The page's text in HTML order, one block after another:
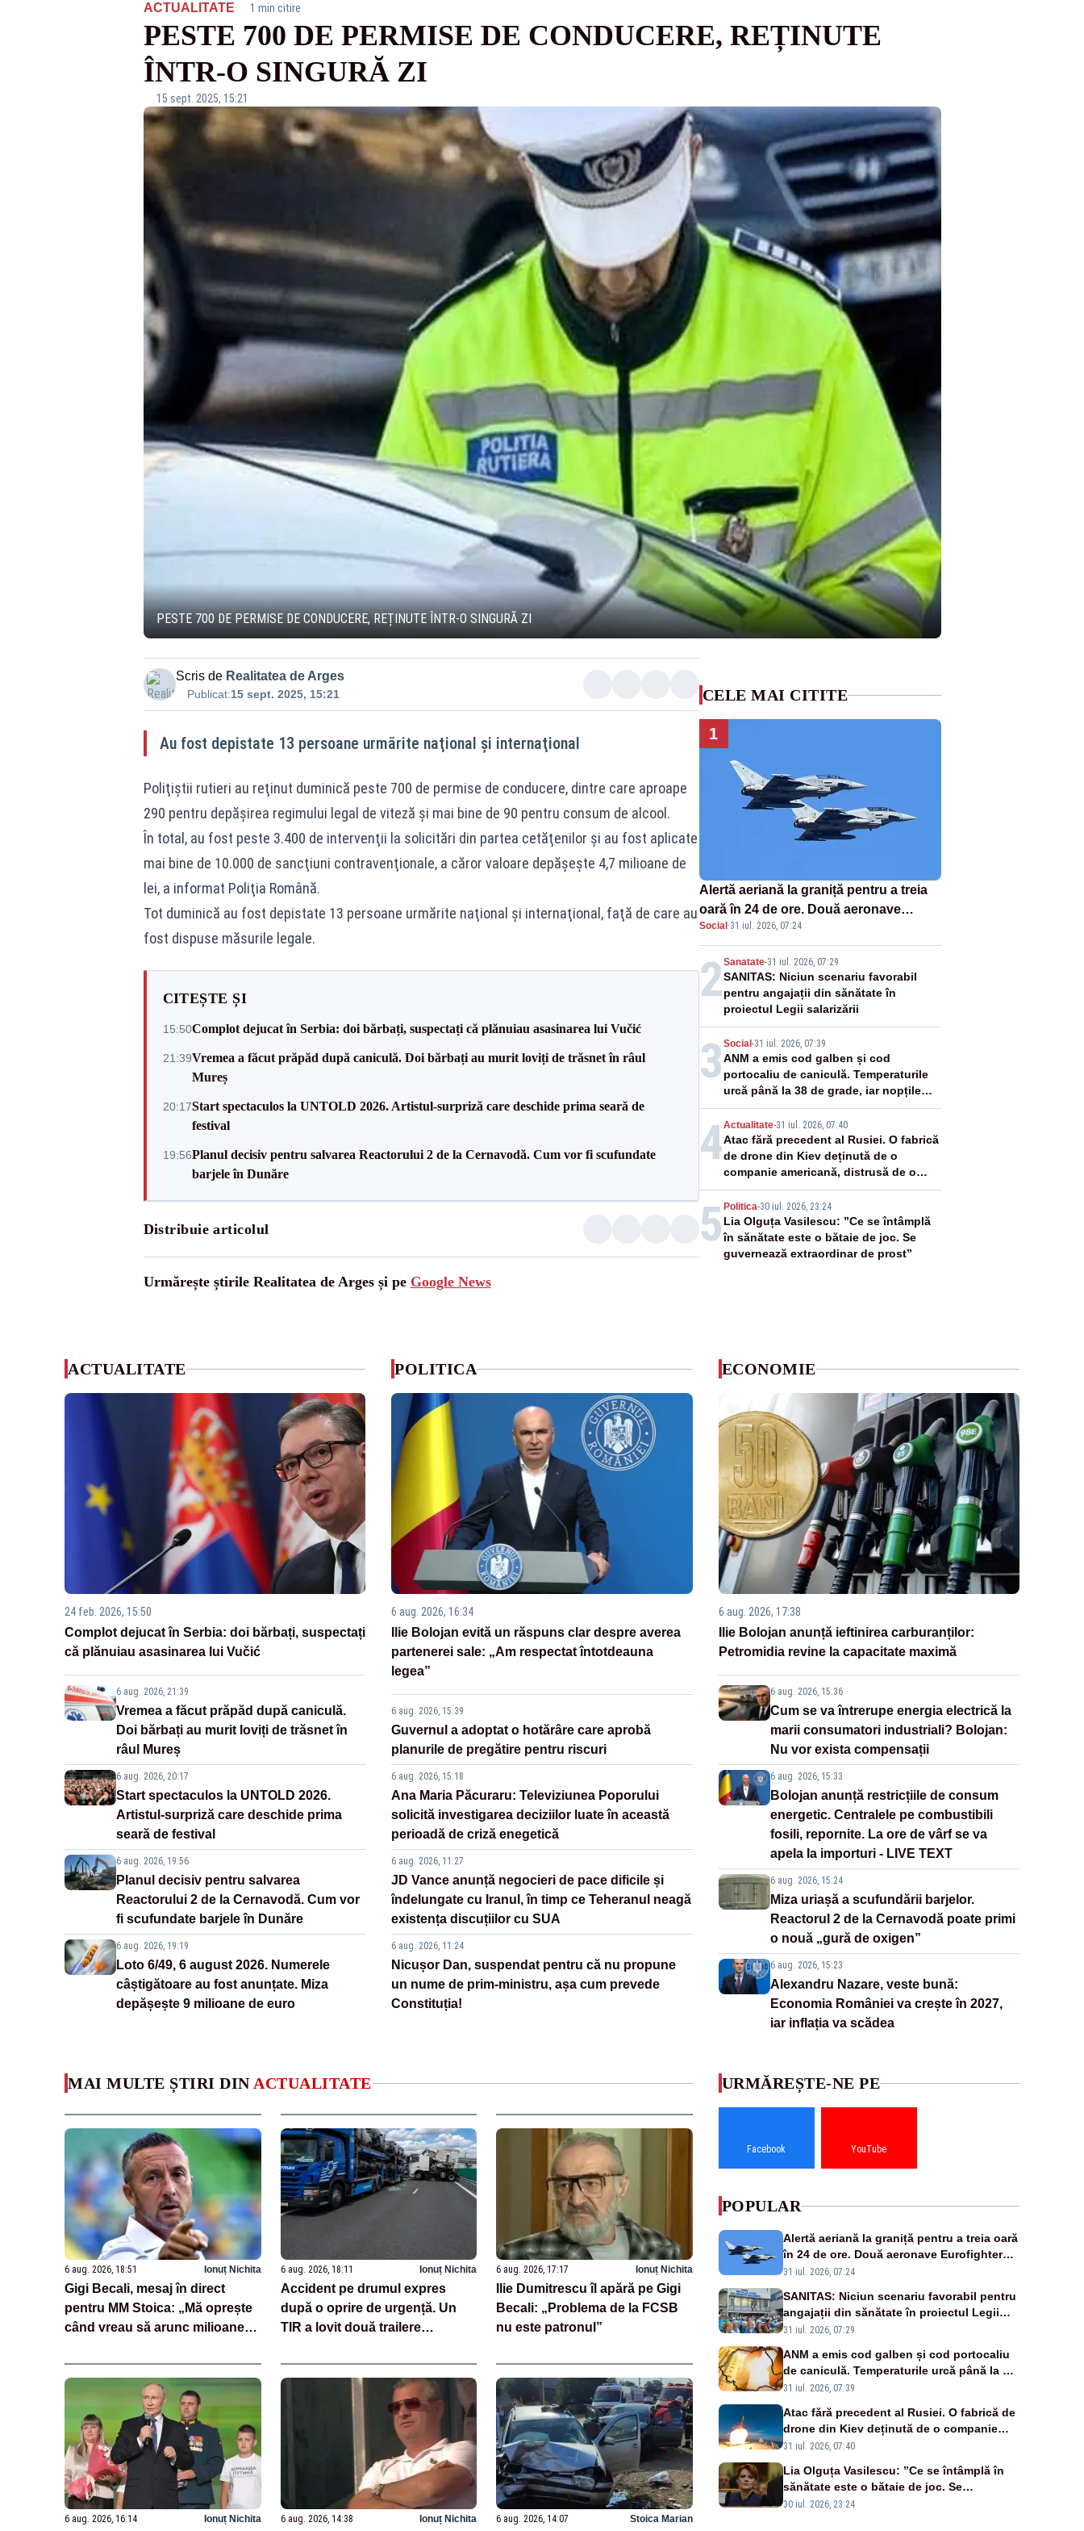
ACTUALITATE· 1 min citire
PESTE 700 DE PERMISE DE CONDUCERE, REȚINUTE
ÎNTR-O SINGURĂ ZI
15 sept. 2025, 15:21
PESTE 700 DE PERMISE DE CONDUCERE, REȚINUTE ÎNTR-O SINGURĂ ZI
Scris de Realitatea de Arges
Publicat:15 sept. 2025, 15:21
Au fost depistate 13 persoane urmărite naţional şi internaţional
Poliţiştii rutieri au reţinut duminică peste 700 de permise de conducere, dintre care aproape
290 pentru depăşirea regimului legal de viteză şi mai bine de 90 pentru consum de alcool.
În total, au fost peste 3.400 de intervenţii la solicitări din partea cetăţenilor şi au fost aplicate
mai bine de 10.000 de sancţiuni contravenţionale, a căror valoare depăşeşte 4,7 milioane de
lei, a informat Poliţia Română.
Tot duminică au fost depistate 13 persoane urmărite naţional şi internaţional, faţă de care au
fost dispuse măsurile legale.
CITEȘTE ȘI
15:50Complot dejucat în Serbia: doi bărbați, suspectați că plănuiau asasinarea lui Vučić
21:39Vremea a făcut prăpăd după caniculă. Doi bărbați au murit loviți de trăsnet în râul
Mureș
20:17Start spectaculos la UNTOLD 2026. Artistul-surpriză care deschide prima seară de
festival
19:56Planul decisiv pentru salvarea Reactorului 2 de la Cernavodă. Cum vor fi scufundate
barjele în Dunăre
Distribuie articolul
Urmărește știrile Realitatea de Arges și pe Google News
CELE MAI CITITE
1
Alertă aeriană la graniță pentru a treia
oară în 24 de ore. Două aeronave
Eurofighter britanice au fost ridicate de
la sol
Social ·31 iul. 2026, 07:24
2Sanatate-31 iul. 2026, 07:29
SANITAS: Niciun scenariu favorabil
pentru angajații din sănătate în
proiectul Legii salarizării
3 Social -31 iul. 2026, 07:39
ANM a emis cod galben și cod
portocaliu de caniculă. Temperaturile
urcă până la 38 de grade, iar nopțile
devin tropicale
4Actualitate-31 iul. 2026, 07:40
Atac fără precedent al Rusiei. O fabrică
de drone din Kiev deținută de o
companie americană, distrusă de o
rachetă rusească
5 Politica-30 iul. 2026, 23:24
Lia Olguța Vasilescu: ”Ce se întâmplă
în sănătate este o bătaie de joc. Se
guvernează extraordinar de prost”
ACTUALITATE
24 feb. 2026, 15:50
Complot dejucat în Serbia: doi bărbați, suspectați
că plănuiau asasinarea lui Vučić
6 aug. 2026, 21:39
Vremea a făcut prăpăd după caniculă.
Doi bărbați au murit loviți de trăsnet în
râul Mureș
6 aug. 2026, 20:17
Start spectaculos la UNTOLD 2026.
Artistul-surpriză care deschide prima
seară de festival
6 aug. 2026, 19:56
Planul decisiv pentru salvarea
Reactorului 2 de la Cernavodă. Cum vor
fi scufundate barjele în Dunăre
6 aug. 2026, 19:19
Loto 6/49, 6 august 2026. Numerele
câștigătoare au fost anunțate. Miza
depășește 9 milioane de euro
POLITICA
6 aug. 2026, 16:34
Ilie Bolojan evită un răspuns clar despre averea
partenerei sale: „Am respectat întotdeauna
legea”
6 aug. 2026, 15:39
Guvernul a adoptat o hotărâre care aprobă
planurile de pregătire pentru riscuri
6 aug. 2026, 15:18
Ana Maria Păcuraru: Televiziunea Poporului
solicită investigarea deciziilor luate în această
perioadă de criză enegetică
6 aug. 2026, 11:27
JD Vance anunță negocieri de pace dificile și
îndelungate cu Iranul, în timp ce Teheranul neagă
existența discuțiilor cu SUA
6 aug. 2026, 11:24
Nicușor Dan, suspendat pentru că nu propune
un nume de prim-ministru, așa cum prevede
Constituția!
ECONOMIE
6 aug. 2026, 17:38
Ilie Bolojan anunță ieftinirea carburanților:
Petromidia revine la capacitate maximă
6 aug. 2026, 15:36
Cum se va întrerupe energia electrică la
marii consumatori industriali? Bolojan:
Nu vor exista compensații
6 aug. 2026, 15:33
Bolojan anunță restricțiile de consum
energetic. Centralele pe combustibili
fosili, repornite. La ore de vârf se va
apela la importuri - LIVE TEXT
6 aug. 2026, 15:24
Miza uriașă a scufundării barjelor.
Reactorul 2 de la Cernavodă poate primi
o nouă „gură de oxigen”
6 aug. 2026, 15:23
Alexandru Nazare, veste bună:
Economia României va crește în 2027,
iar inflația va scădea
MAI MULTE ȘTIRI DIN ACTUALITATE
6 aug. 2026, 18:51 Ionuț Nichita
Gigi Becali, mesaj în direct
pentru MM Stoica: „Mă oprește
când vreau să arunc milioane
6 aug. 2026, 18:11 Ionuț Nichita
Accident pe drumul expres
după o oprire de urgență. Un
TIR a lovit două trailere
6 aug. 2026, 17:17 Ionuț Nichita
Ilie Dumitrescu îl apără pe Gigi
Becali: „Problema de la FCSB
nu este patronul”
6 aug. 2026, 16:14 Ionuț Nichita 6 aug. 2026, 14:38 Ionuț Nichita 6 aug. 2026, 14:07 Stoica Marian
URMĂREȘTE-NE PE
Facebook YouTube
POPULAR
Alertă aeriană la graniță pentru a treia oară
în 24 de ore. Două aeronave Eurofighter
britanice au fost ridicate de la sol
31 iul. 2026, 07:24
SANITAS: Niciun scenariu favorabil pentru
angajații din sănătate în proiectul Legii
salarizării
31 iul. 2026, 07:29
ANM a emis cod galben și cod portocaliu
de caniculă. Temperaturile urcă până la 38
de grade, iar nopțile devin tropicale
31 iul. 2026, 07:39
Atac fără precedent al Rusiei. O fabrică de
drone din Kiev deținută de o companie
americană, distrusă de o rachetă rusească
31 iul. 2026, 07:40
Lia Olguța Vasilescu: ”Ce se întâmplă în
sănătate este o bătaie de joc. Se
guvernează extraordinar de prost”
30 iul. 2026, 23:24